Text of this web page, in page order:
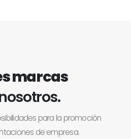
marcas
para la promoción
de empresa.